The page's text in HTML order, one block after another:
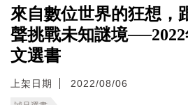
來自數位世界的狂想，
聲挑戰未知謎境
文選書
上架日期 2022/08/06